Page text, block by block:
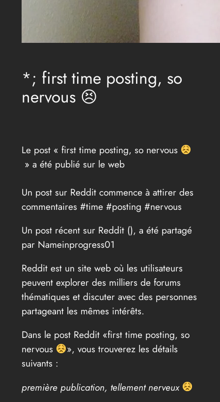
*; first time posting, so
nervous 😣
Le post « first time posting, so nervous
» a été publié sur le web
Un post sur Reddit commence à attirer des
commentaires #time #posting #nervous
Un post récent sur Reddit (), a été partagé
par Nameinprogress01
Reddit est un site web où les utilisateurs
peuvent explorer des milliers de forums
thématiques et discuter avec des personnes
partageant les mêmes intérêts.
Dans le post Reddit «first time posting, so
nervous
», vous trouverez les détails
suivants :
première publication, tellement nerveux